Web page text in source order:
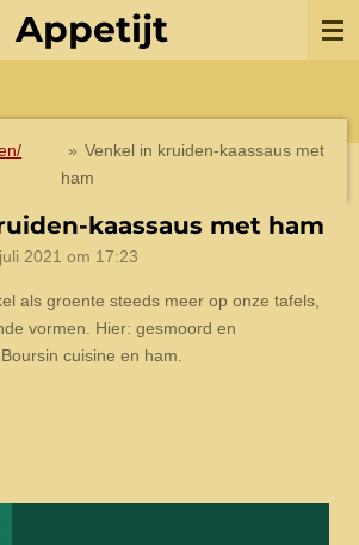
Appetijt
» Venkel in kruiden-kaassaus met
ham
kaassaus met ham
2021 om 17:23
als groente steeds meer op onze tafels,
vormen. Hier: gesmoord en
cuisine en ham.